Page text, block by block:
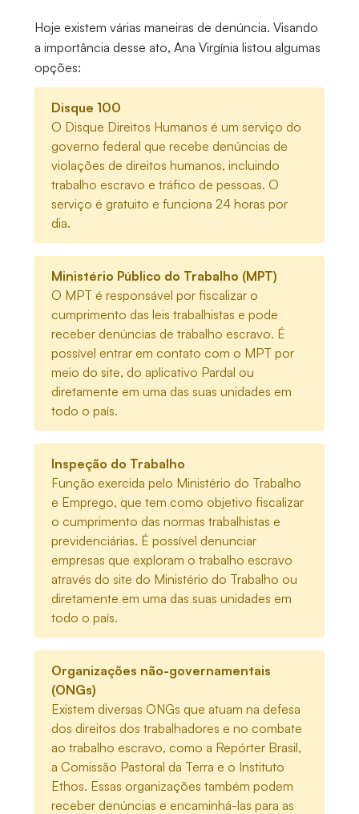
Hoje existem várias maneiras de denúncia. Visando
a importância desse ato, Ana Virgínia listou algumas
opções:
Disque 100
O Disque Direitos Humanos é um serviço do
governo federal que recebe denúncias de
violações de direitos humanos, incluindo
trabalho escravo e tráfico de pessoas. O
serviço é gratuito e funciona 24 horas por
dia.
Ministério Público do Trabalho (MPT)
O MPT é responsável por fiscalizar o
cumprimento das leis trabalhistas e pode
receber denúncias de trabalho escravo. É
possível entrar em contato com o MPT por
meio do site, do aplicativo Pardal ou
diretamente em uma das suas unidades em
todo o país.
Inspeção do Trabalho
Função exercida pelo Ministério do Trabalho
e Emprego, que tem como objetivo fiscalizar
o cumprimento das normas trabalhistas e
previdenciárias. É possível denunciar
empresas que exploram o trabalho escravo
através do site do Ministério do Trabalho ou
diretamente em uma das suas unidades em
todo o país.
Organizações não-governamentais
(ONGs)
Existem diversas ONGs que atuam na defesa
dos direitos dos trabalhadores e no combate
ao trabalho escravo, como a Repórter Brasil,
a Comissão Pastoral da Terra e o Instituto
Ethos. Essas organizações também podem
receber denúncias e encaminhá-las para as